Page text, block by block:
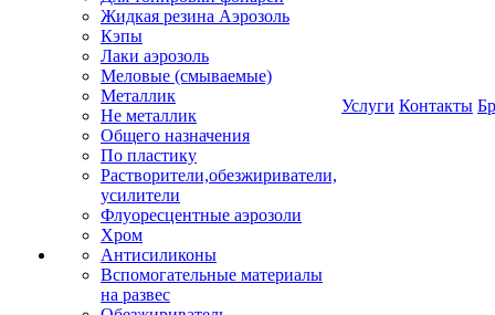
Жидкая резина Аэрозоль
Кэпы
Лаки аэрозоль
Меловые (смываемые)
Металлик
Не металлик
Общего назначения
По пластику
Растворители,обезжириватели,
усилители
Флуоресцентные аэрозоли
Хром
Антисиликоны
Вспомогательные материалы
на развес
Услуги Контакты